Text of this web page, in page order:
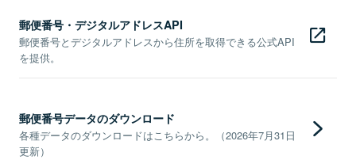
郵便番号・デジタルアドレスAPI
郵便番号とデジタルアドレスから住所を取得できる公式API
を提供。
郵便番号データのダウンロード
各種データのダウンロードはこちらから。（2026年7月31日
更新）